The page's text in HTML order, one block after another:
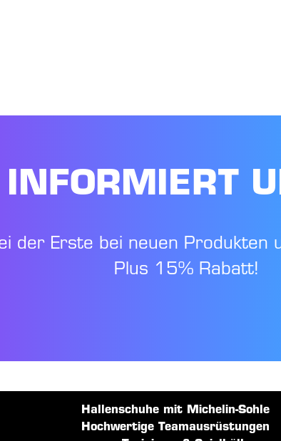
der Erste bei neuen Produkten
Plus 15% Rabatt!
Hallenschuhe mit Michelin-Sohle
Hochwertige Teamausrüstungen